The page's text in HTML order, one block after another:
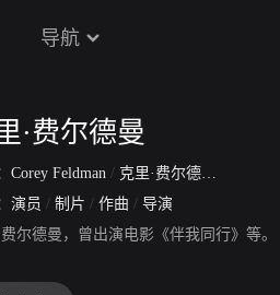
导航
·费尔德曼
Corey Feldman / 克里·费尔德曼
演员 / 制片 / 作曲 / 导演
尔德曼，曾出演电影《伴我同行》等。